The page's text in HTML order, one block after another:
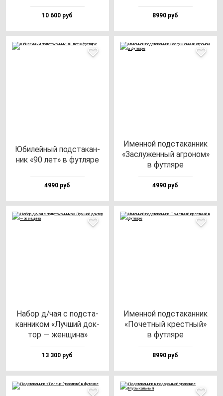
10 600 руб 8990 руб
Юби­лей­ный под­ста­кан­
ник «90 лет» в фут­ля­ре
4990 руб
Имен­ной под­ста­кан­ник
«Зас­лу­жен­ный аг­ро­ном»
в фут­ля­ре
4990 руб
Набор д/чая с под­ста­
кан­ни­ком «Луч­ший док­
тор — жен­щи­на»
13 300 руб
Имен­ной под­ста­кан­ник
«Почет­ный крес­тный»
в фут­ля­ре
8990 руб